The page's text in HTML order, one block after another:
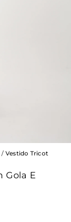
/ Vestido Tricot
Gola E